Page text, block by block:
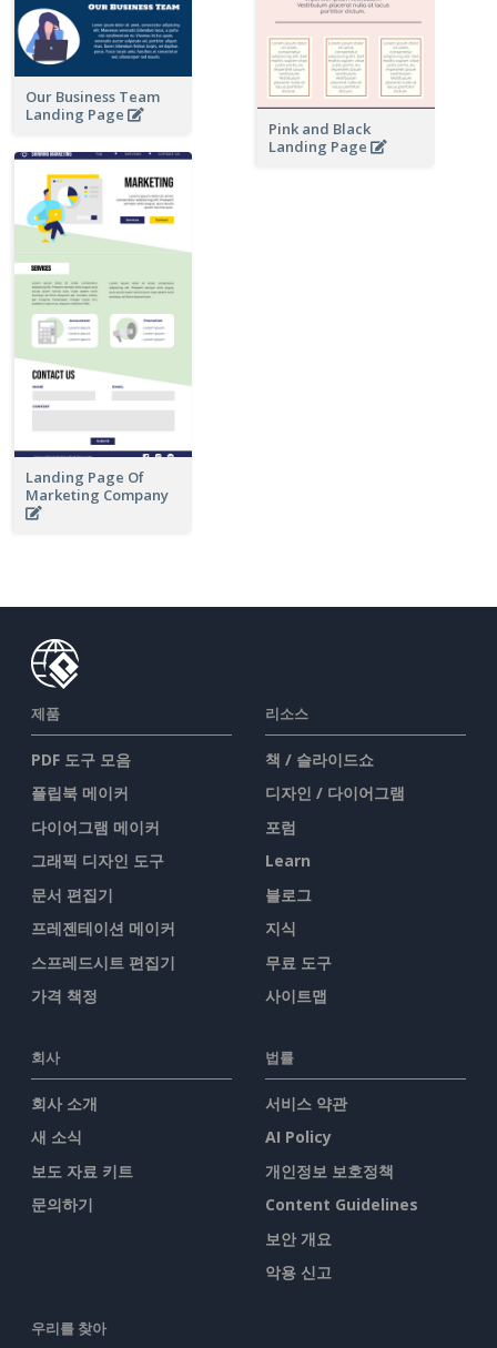
Our Business Team
Landing Page
Pink and Black
Landing Page
Landing Page Of
Marketing Company
제품
PDF 도구 모음
플립북 메이커
다이어그램 메이커
그래픽 디자인 도구
문서 편집기
프레젠테이션 메이커
스프레드시트 편집기
가격 책정
리소스
책 / 슬라이드쇼
디자인 / 다이어그램
포럼
Learn
블로그
지식
무료 도구
사이트맵
회사
회사 소개
새 소식
보도 자료 키트
문의하기
법률
서비스 약관
AI Policy
개인정보 보호정책
Content Guidelines
보안 개요
악용 신고
우리를 찾아